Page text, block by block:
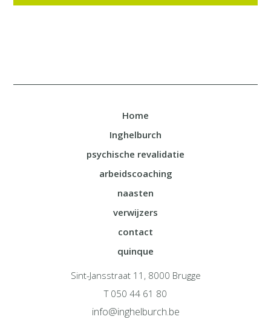
Home
Inghelburch
psychische revalidatie
arbeidscoaching
naasten
verwijzers
contact
quinque
Sint-Jansstraat 11, 8000 Brugge
T 050 44 61 80
info@inghelburch.be